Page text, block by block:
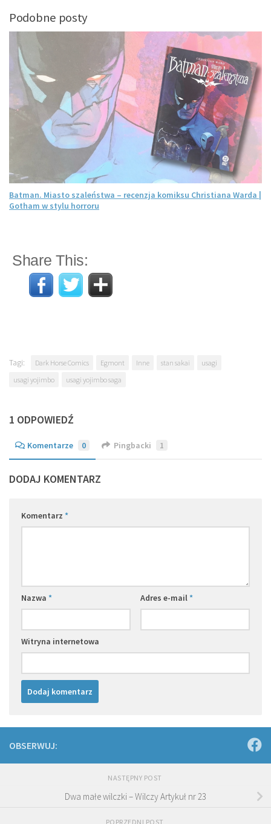
Podobne posty
Batman. Miasto szaleństwa – recenzja komiksu Christiana Warda |
Gotham w stylu horroru
Share This:
Tagi: Dark Horse Comics Egmont Inne stan sakai
usagi
usagi yojimbo
usagi yojimbo saga
1 ODPOWIEDŹ
Komentarze 0 Pingbacki 1
DODAJ KOMENTARZ
Komentarz *
Nazwa * Adres e-mail*
Witryna internetowa
OBSERWUJ:
NASTĘPNY POST
Dwa małe wilczki – Wilczy Artykuł nr 23
POPRZEDNI POST